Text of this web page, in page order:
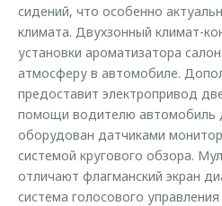
сидений, что особенно
климата. Двухзонный климат-
установки ароматизатора
атмосферу в автомобиле.
предоставит электропривод
помощи водителю автомобиль
оборудован датчиками
системой кругового обзора.
отличают флагманский экран
система голосового